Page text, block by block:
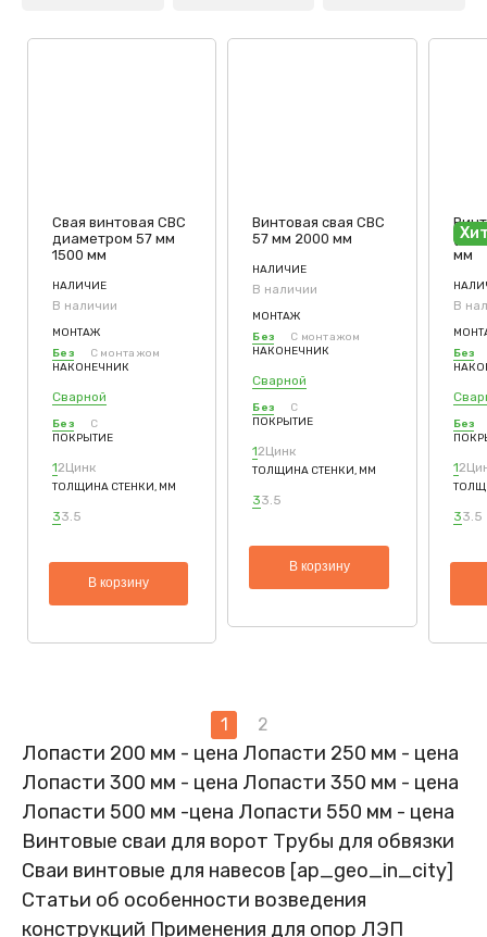
Свая винтовая СВС
диаметром 57 мм
1500 мм
НАЛИЧИЕ
В наличии
МОНТАЖ
Без
С монтажом
НАКОНЕЧНИК
Сварной
Без
С
ПОКРЫТИЕ
12Цинк
ТОЛЩИНА СТЕНКИ, ММ
33.5
В корзину
Винтовая свая СВС
57 мм 2000 мм
НАЛИЧИЕ
В наличии
МОНТАЖ
Без
С монтажом
НАКОНЕЧНИК
Сварной
Без
С
ПОКРЫТИЕ
12Цинк
ТОЛЩИНА СТЕНКИ, ММ
33.5
В корзину
мм
В
Без
Без
12
33.5
Пагинация
записей
1 2
Лопасти 200 мм - цена Лопасти 250 мм - цена
Лопасти 300 мм - цена Лопасти 350 мм - цена
Лопасти 500 мм -цена Лопасти 550 мм - цена
Винтовые сваи для ворот Трубы для обвязки
Сваи винтовые для навесов [ap_geo_in_city]
Статьи об особенности возведения
конструкций Применения для опор ЛЭП